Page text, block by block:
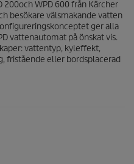
200och WPD 600 från Kärcher
besökare välsmakande vatten
ger alla
vattenautomat på önskat vis.
vattentyp, kyleffekt,
fristående eller bordsplacerad